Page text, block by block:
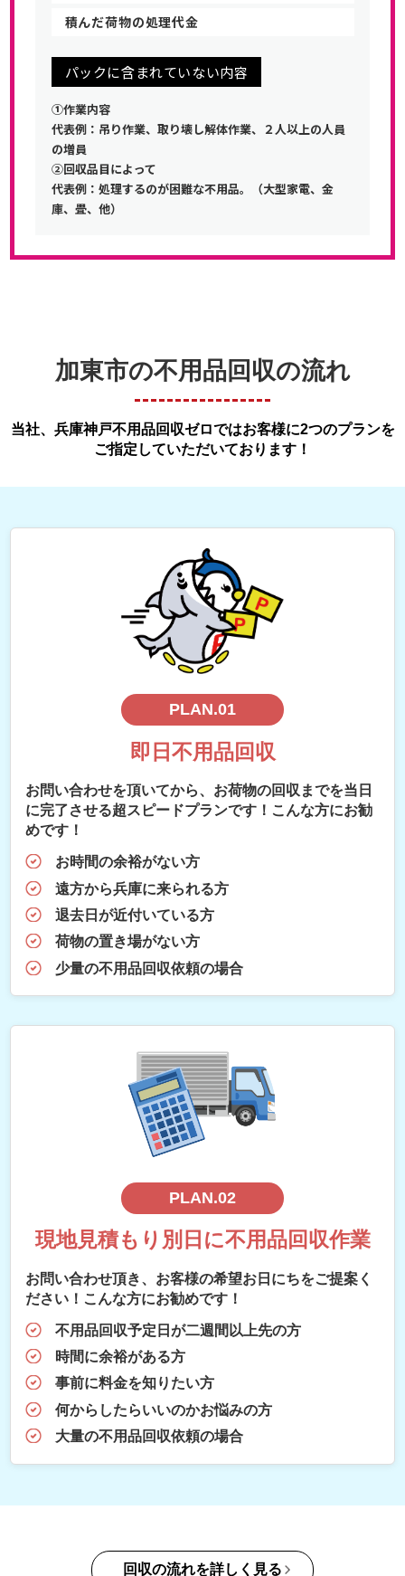
積んだ荷物の処理代金
パックに含まれていない内容
①作業内容
代表例：吊り作業、取り壊し解体作業、２人以上の人員
の増員
②回収品目によって
代表例：処理するのが困難な不用品。（大型家電、金
庫、畳、他）
加東市の不用品回収の流れ
当社、兵庫神戸不用品回収ゼロではお客様に2つのプランを
ご指定していただいております！
PLAN.01
即日不用品回収
お問い合わせを頂いてから、お荷物の回収までを当日
に完了させる超スピードプランです！こんな方にお勧
めです！
お時間の余裕がない方
遠方から兵庫に来られる方
退去日が近付いている方
荷物の置き場がない方
少量の不用品回収依頼の場合
PLAN.02
現地見積もり別日に不用品回収作業
お問い合わせ頂き、お客様の希望お日にちをご提案く
ださい！こんな方にお勧めです！
不用品回収予定日が二週間以上先の方
時間に余裕がある方
事前に料金を知りたい方
何からしたらいいのかお悩みの方
大量の不用品回収依頼の場合
回収の流れを詳しく見る